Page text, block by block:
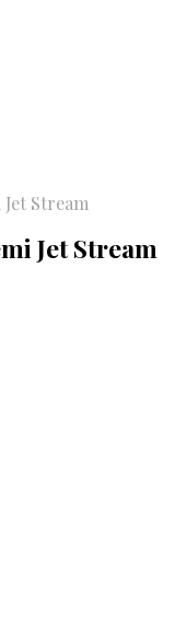
Stream
Jet Stream